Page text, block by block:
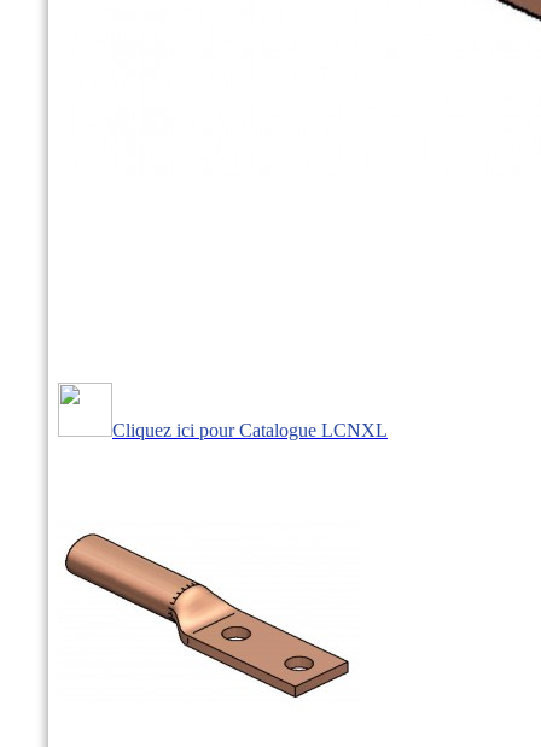
Cliquez ici pour Catalogue LCNXL